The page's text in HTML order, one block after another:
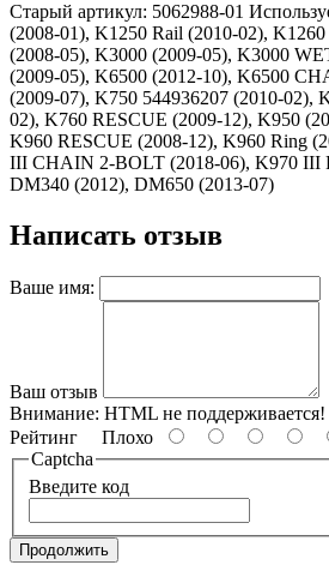
Старый артикул: 5062988-01
(2008-01), K1250 Rail (2010-02),
(2008-05), K3000 (2009-05), K3000
(2009-05), K6500 (2012-10), K6500
(2009-07), K750 544936207 (2010-02),
02), K760 RESCUE (2009-12), K950
K960 RESCUE (2008-12), K960 Ring
III CHAIN 2-BOLT (2018-06), K970 III
DM340 (2012), DM650 (2013-07)
Написать отзыв
Ваше имя:
Ваш отзыв
Внимание: HTML не
Рейтинг Плохо
Captcha
Введите код
Продолжить